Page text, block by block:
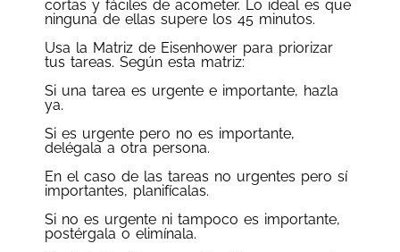
cortas y fáciles de acometer. Lo ideal es que
ninguna de ellas supere los 45 minutos.
Usa la Matriz de Eisenhower para priorizar
tus tareas. Según esta matriz:
Si una tarea es urgente e importante, hazla
ya.
Si es urgente pero no es importante,
delégala a otra persona.
En el caso de las tareas no urgentes pero sí
importantes, planifícalas.
Si no es urgente ni tampoco es importante,
postérgala o elimínala.